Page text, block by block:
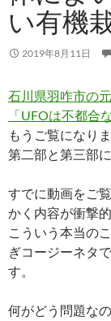
い有機
2019年8月11日
石川県羽咋市の
「UFOは不都合
もうご覧になり
第二部と第三部
すでに動画をご
かく内容が衝撃的
こういう本当の
ぎコージーネタ
す。
何がどう問題な